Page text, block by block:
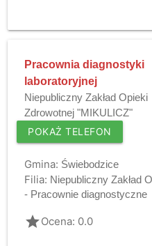
Pracownia diagnostyki
laboratoryjnej
Niepubliczny Zakład Opieki
Zdrowotnej "MIKULICZ"
POKAŻ TELEFON
Gmina: Świebodzice
Filia: Niepubliczny Zakład
- Pracownie diagnostyczne
gradeOcena: 0.0